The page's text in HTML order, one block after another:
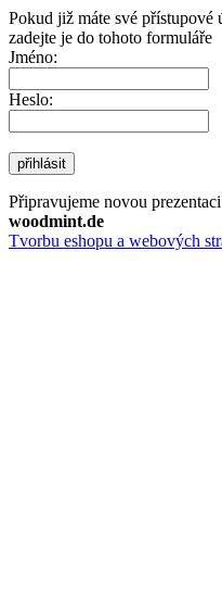
Pokud již máte své přístupové
zadejte je do tohoto formuláře
Jméno:
Heslo:
přihlásit
Připravujeme novou prezentaci
woodmint.de
Tvorbu eshopu a webových